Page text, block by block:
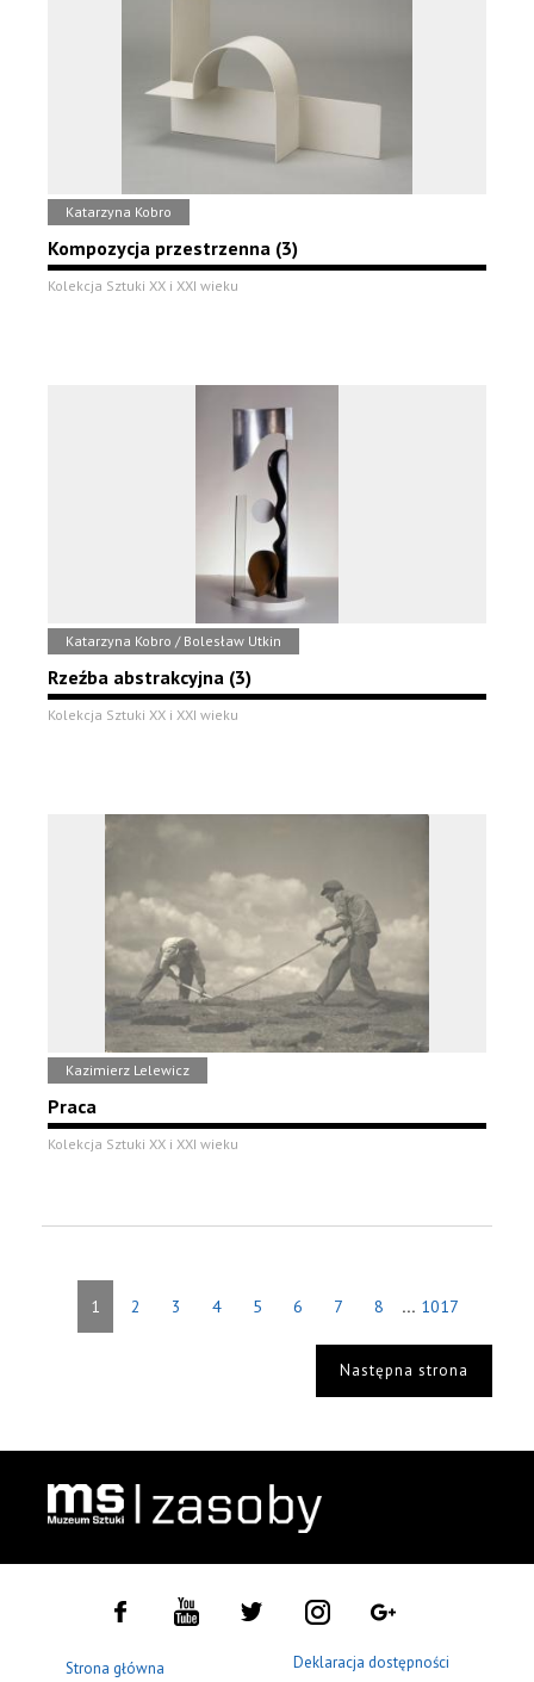
Katarzyna Kobro
Kompozycja przestrzenna (3)
Kolekcja Sztuki XX i XXI wieku
Katarzyna Kobro / Bolesław Utkin
Rzeźba abstrakcyjna (3)
Kolekcja Sztuki XX i XXI wieku
Kazimierz Lelewicz
Praca
Kolekcja Sztuki XX i XXI wieku
1 2 3 4 5 6 7 8 ... 1017
Następna strona
Strona główna Deklaracja dostępności